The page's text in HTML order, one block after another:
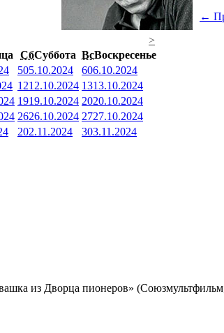
←
>
СбСуббота ВсВоскресенье
505.10.2024 606.10.2024
1212.10.2024 1313.10.2024
1919.10.2024 2020.10.2024
2626.10.2024 2727.10.2024
202.11.2024 303.11.2024
из Дворца пионеров»